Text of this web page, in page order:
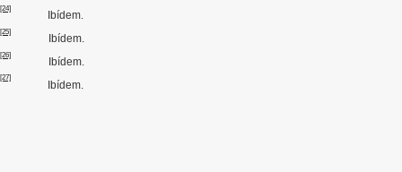
[24]
Ibídem.
[25]
Ibídem.
[26]
Ibídem.
[27]
Ibídem.